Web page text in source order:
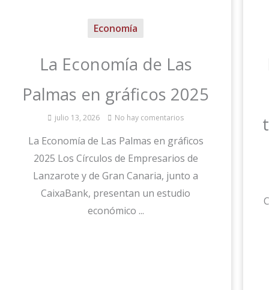
Economía
La Economía de Las
Palmas en gráficos 2025
julio 13, 2026 No hay comentarios
La Economía de Las Palmas en gráficos
2025 Los Círculos de Empresarios de
Lanzarote y de Gran Canaria, junto a
CaixaBank, presentan un estudio
económico ...